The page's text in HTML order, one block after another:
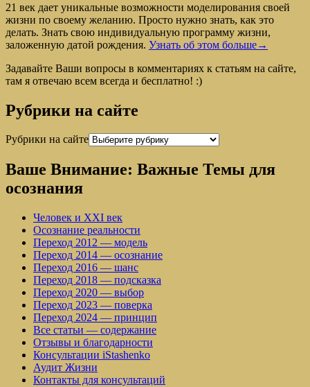
21 век дает уникальные возможности моделирования своей
жизни по своему желанию. Просто нужно знать, как это
делать. Знать свою индивидуальную программу жизни,
заложенную датой рождения. Узнать об этом больше→
Задавайте Ваши вопросы в комментариях к статьям на сайте,
там я отвечаю всем всегда и бесплатно! :)
Рубрики на сайте
Рубрики на сайте
Ваше Внимание: Важные Темы для
осознания
Человек и XXI век
Осознание реальности
Переход 2012 — модель
Переход 2014 — осознание
Переход 2016 — шанс
Переход 2018 — подсказка
Переход 2020 — выбор
Переход 2023 — поверка
Переход 2024 — принцип
Все статьи — содержание
Отзывы и благодарности
Консультации iStashenko
Аудит Жизни
Контакты для консультаций